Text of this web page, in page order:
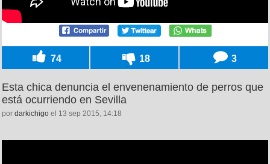
74 18 3
Esta chica denuncia el envenenamiento de perros que
está ocurriendo en Sevilla
por darkichigo el 13 sep 2015, 14:18